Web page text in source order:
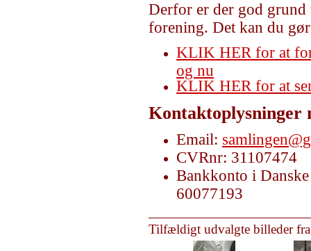
Derfor er der god grund
forening. Det kan du
KLIK HER for at
og nu
KLIK HER for at
Kontaktoplysninger
Email:
CVRnr: 31107474
Bankkonto i
60077193
Tilfældigt udvalgte billeder